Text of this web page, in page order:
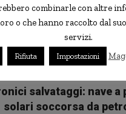
salvataggi: nave a
solari soccorsa da
combinarle con altre
o che hanno raccolto dal
servizi.
Rifiuta Impostazioni